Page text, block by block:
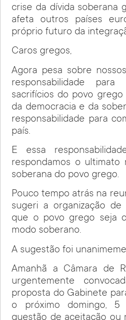
crise da dívida soberana
afeta outros países
próprio futuro da
Caros gregos,
Agora pesa sobre
responsabilidade
sacrifícios do povo
da democracia e da
responsabilidade para
país.
E essa
respondamos o ultimato
soberana do povo grego.
Pouco tempo atrás na
sugeri a organização
que o povo grego seja
modo soberano.
A sugestão foi
Amanhã a Câmara de
urgentemente
proposta do Gabinete
o próximo domingo,